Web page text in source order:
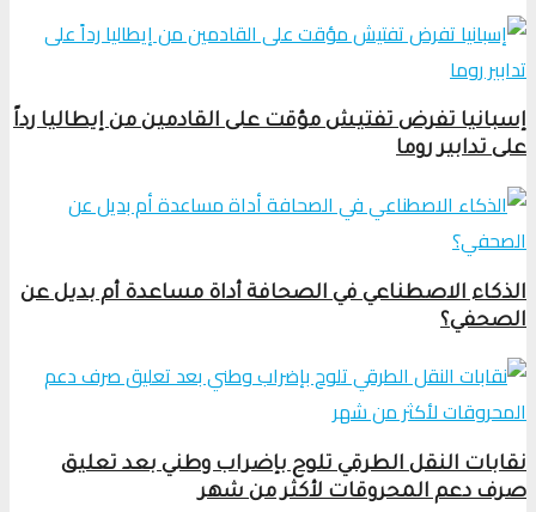
إسبانيا تفرض تفتيش مؤقت على القادمين من إيطاليا رداً
على تدابير روما
الذكاء الاصطناعي في الصحافة أداة مساعدة أم بديل عن
الصحفي؟
نقابات النقل الطرقي تلوح بإضراب وطني بعد تعليق
صرف دعم المحروقات لأكثر من شهر